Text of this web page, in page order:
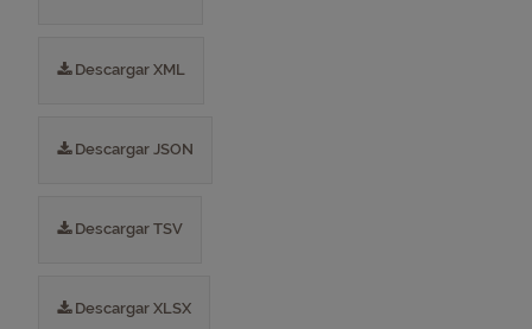
Descargar XML
Descargar JSON
Descargar TSV
Descargar XLSX